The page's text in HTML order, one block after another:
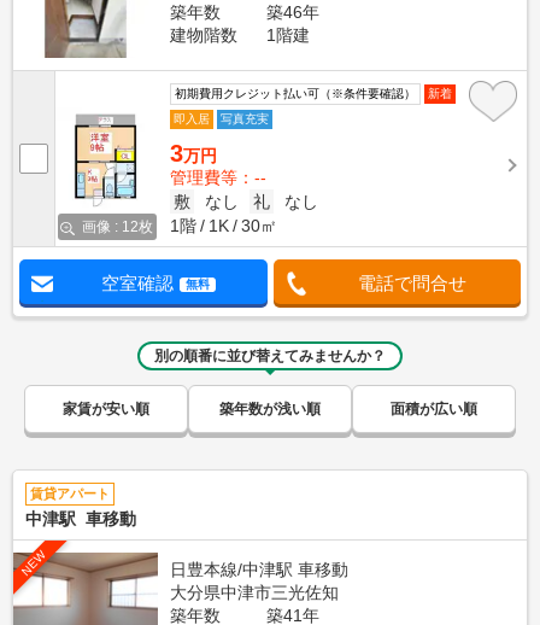
築年数
築46年
建物階数
1階建
画像 : 12枚
初期費用クレジット払い可（※条件要確認）
新着
即入居
写真充実
3万円
管理費等：--
敷
なし 礼
なし
1階
1K 30㎡
空室確認 無料 電話で問合せ
別の順番に並び替えてみませんか？
家賃が安い順 築年数が浅い順 面積が広い順
賃貸アパート
中津駅 車移動
NEW
日豊本線/中津駅 車移動
大分県中津市三光佐知
築年数
築41年